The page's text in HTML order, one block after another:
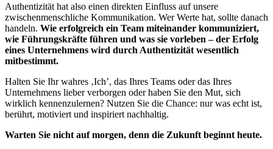
Authentizität hat also einen direkten Einfluss auf unsere
zwischenmenschliche Kommunikation. Wer Werte hat, sollte danach
handeln. Wie erfolgreich ein Team miteinander kommuniziert,
wie Führungskräfte führen und was sie vorleben – der Erfolg
eines Unternehmens wird durch Authentizität wesentlich
mitbestimmt.
Halten Sie Ihr wahres ‚Ich’, das Ihres Teams oder das Ihres
Unternehmens lieber verborgen oder haben Sie den Mut, sich
wirklich kennenzulernen? Nutzen Sie die Chance: nur was echt ist,
berührt, motiviert und inspiriert nachhaltig.
Warten Sie nicht auf morgen, denn die Zukunft beginnt heute.